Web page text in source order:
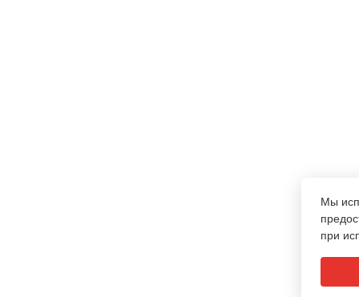
Мы
при